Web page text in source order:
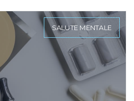
SALUTE MENTALE